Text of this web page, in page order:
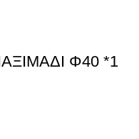
Φ40 *1